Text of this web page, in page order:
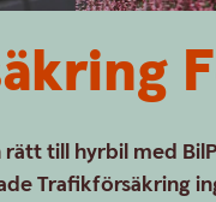
rätt till hyrbil med
Trafikförsäkring